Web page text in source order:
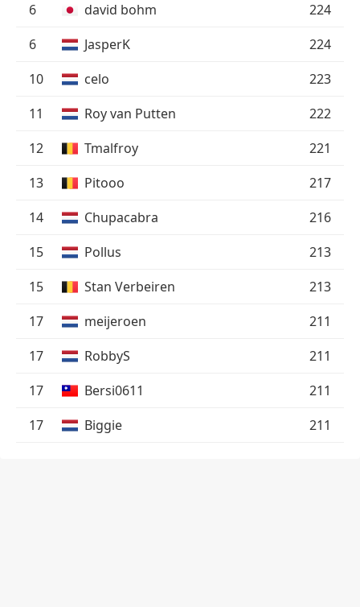
6
david bohm
224
6
JasperK
224
10
celo
223
11
Roy van Putten
222
12
Tmalfroy
221
13
Pitooo
217
14
Chupacabra
216
15
Pollus
213
15
Stan Verbeiren
213
17
meijeroen
211
17
RobbyS
211
17
Bersi0611
211
17
Biggie 211